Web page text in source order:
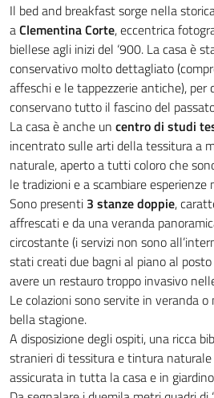
Il bed and breakfast sorge nella
aClementina Corte, eccentrica
biellese agli inizi del ‘900. La casa è
conservativo molto dettagliato
affeschi e le tappezzerie antiche),
conservano tutto il fascino del
La casa è anche un centro di studi
incentrato sulle arti della tessitura a
naturale, aperto a tutti coloro che
le tradizioni e a scambiare
Sono presenti 3 stanze doppie,
affrescati e da una veranda
circostante (i servizi non sono
stati creati due bagni al piano al
avere un restauro troppo invasivo
Le colazioni sono servite in veranda
bella stagione.
A disposizione degli ospiti, una ricca
stranieri di tessitura e tintura
assicurata in tutta la casa e in